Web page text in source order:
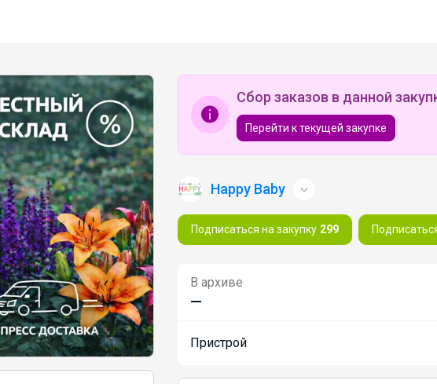
Сбор заказов в данной
Перейти к текущей закупке
Happy Baby
Подписаться на закупку 299
В архиве
—
Пристрой